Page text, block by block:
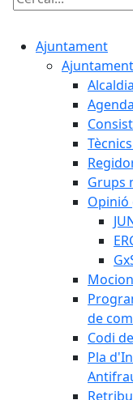
Cercar:
Ajuntament
Ajuntament
Alcaldia
Grups
Opinió
de
Codi
Pla